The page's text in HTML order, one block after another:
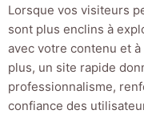
Lorsque vos visiteurs
sont plus enclins à
avec votre contenu et
plus, un site rapide
professionnalisme,
confiance des